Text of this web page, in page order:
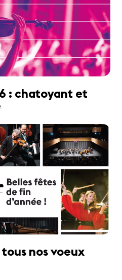
: chatoyant et
nos voeux